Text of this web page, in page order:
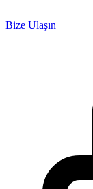
Bize Ulaşın